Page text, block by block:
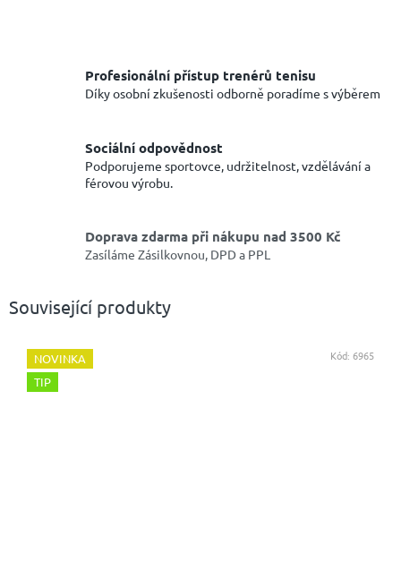
Profesionální přístup trenérů tenisu
Díky osobní zkušenosti odborně poradíme s výběrem
Sociální odpovědnost
Podporujeme sportovce, udržitelnost, vzdělávání a
férovou výrobu.
Doprava zdarma při nákupu nad 3500 Kč
Zasíláme Zásilkovnou, DPD a PPL
Související produkty
NOVINKA
TIP
Kód: 6965